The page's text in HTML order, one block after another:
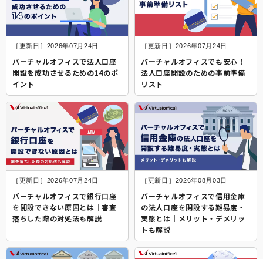
［更新日］2026年07月24日
バーチャルオフィスで法人口座
開設を成功させるための14のポ
イント
［更新日］2026年07月24日
バーチャルオフィスでも安心！
法人口座開設のための事前準備
リスト
［更新日］2026年07月24日
バーチャルオフィスで銀行口座
を開設できない原因とは│審査
落ちした際の対処法も解説
［更新日］2026年08月03日
バーチャルオフィスで信用金庫
の法人口座を開設する難易度・
実態とは│メリット・デメリッ
トも解説